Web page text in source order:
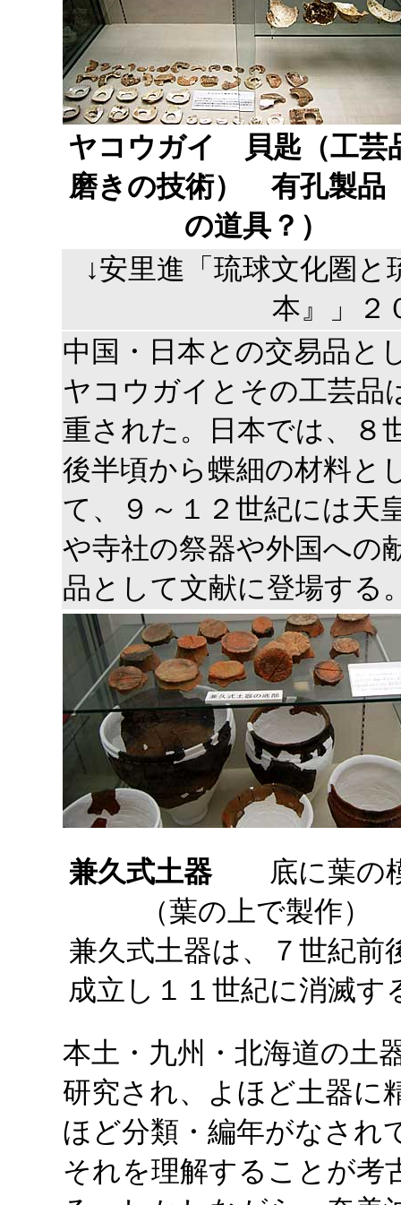
ヤコウガイ 貝匙（工芸
磨きの技術） 有孔製品
の道具？）
↓安里進「琉球文化圏
本』」２
中国・日本との交易品と
ヤコウガイとその工芸品
重された。日本では、８
後半頃から蝶細の材料と
て、９～１２世紀には天
や寺社の祭器や外国への
品として文献に登場する
兼久式土器底に葉の
（葉の上で製作）
兼久式土器は、７世紀前
成立し１１世紀に消滅す
本土・九州・北海道の土
研究され、よほど土器に
ほど分類・編年がなされ
それを理解することが考